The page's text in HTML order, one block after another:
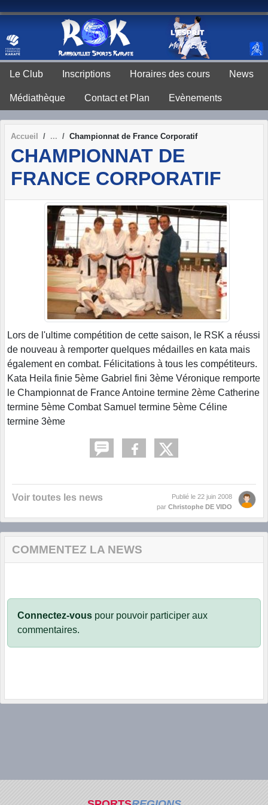
Le Club Inscriptions Horaires des cours News
Médiathèque Contact et Plan Evènements
Accueil Championnat de France Corporatif
CHAMPIONNAT DE
FRANCE CORPORATIF
Lors de l'ultime compétition de cette saison, le RSK a réussi
de nouveau à remporter quelques médailles en kata mais
également en combat. Félicitations à tous les compétiteurs.
Kata Heila finie 5ème Gabriel fini 3ème Véronique remporte
le Championnat de France Antoine termine 2ème Catherine
termine 5ème Combat Samuel termine 5ème Céline
termine 3ème
Voir toutes les news Publié le 22 juin 2008
par Christophe DE VIDO
COMMENTEZ LA NEWS
Connectez-vous pour pouvoir participer aux
commentaires.